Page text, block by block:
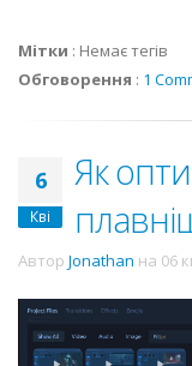
Мітки : Немає тегів
Обговорення : 1
6
Кві
Як
Автор Jonathan на 06